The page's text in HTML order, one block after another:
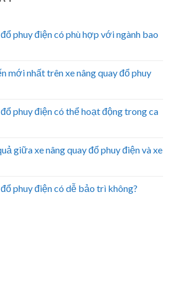
phuy điện có phù hợp với ngành bao
mới nhất trên xe nâng quay đổ phuy
đổ phuy điện có thể hoạt động trong ca
giữa xe nâng quay đổ phuy điện và xe
phuy điện có dễ bảo trì không?